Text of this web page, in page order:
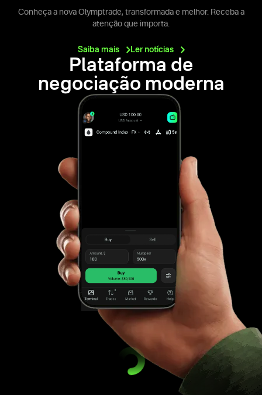
Conheça a nova Olymptrade, transformada e melhor. Receba a
atenção que importa.
Saiba mais Lernotícias
Plataforma de
negociação moderna